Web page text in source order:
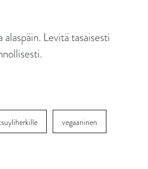
Levitä tasaisesti
vegaaninen